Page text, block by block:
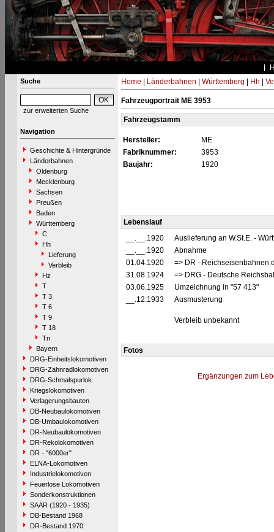
Suche
zur erweiterten Suche
Navigation
Geschichte & Hintergründe
Länderbahnen
Oldenburg
Mecklenburg
Sachsen
Preußen
Baden
Württemberg
C
Hh
Lieferung
Verbleib
Hz
T
T 3
T 6
T 9
T 18
Tn
Bayern
DRG-Einheitslokomotiven
DRG-Zahnradlokomotiven
DRG-Schmalspurlok.
Kriegslokomotiven
Verlagerungsbauten
DB-Neubaulokomotiven
DB-Umbaulokomotiven
DR-Neubaulokomotiven
DR-Rekolokomotiven
DR - "6000er"
ELNA-Lokomotiven
Industrielokomotiven
Feuerlose Lokomotiven
Sonderkonstruktionen
SAAR (1920 - 1935)
DB-Bestand 1968
DR-Bestand 1970
Home Länderbahnen Württemberg Hh
Fahrzeugportrait ME 3953
Fahrzeugstamm
Hersteller:
ME
Fabriknummer:
3953
Baujahr:
1920
Lebenslauf
__.__.1920
Auslieferung an W.St.E. -
__.__.1920
Abnahme
01.04.1920
=> DR - Reichseisenbahnen
31.08.1924
=> DRG - Deutsche
03.06.1925
Umzeichnung in "57 413"
__.12.1933
Ausmusterung
Verbleib unbekannt
Fotos
Ergänzungen zum